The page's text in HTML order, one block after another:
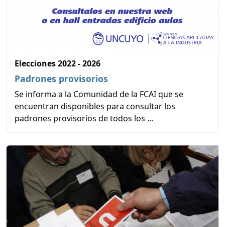
Elecciones 2022 - 2026
Padrones provisorios
Se informa a la Comunidad de la FCAI que se
encuentran disponibles para consultar los
padrones provisorios de todos los ...